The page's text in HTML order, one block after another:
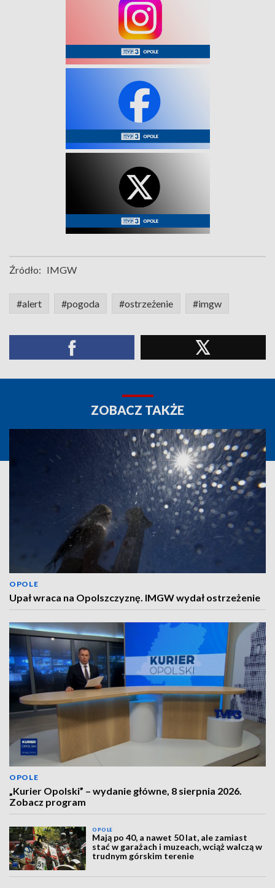
Źródło: IMGW
#alert #pogoda #ostrzeżenie #imgw
ZOBACZ TAKŻE
OPOLE
Upał wraca na Opolszczyznę. IMGW wydał ostrzeżenie
OPOLE
„Kurier Opolski” – wydanie główne, 8 sierpnia 2026.
Zobacz program
OPOLE
Mają po 40, a nawet 50 lat, ale zamiast
stać w garażach i muzeach, wciąż walczą w
trudnym górskim terenie